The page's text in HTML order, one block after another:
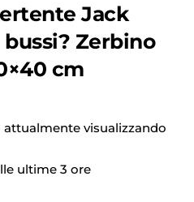
Jack
Zerbino
cm
attualmente visualizzando
ultime 3 ore